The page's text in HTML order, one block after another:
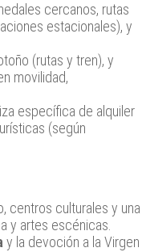
cercanos, rutas
estacionales), y
(rutas y tren), y
movilidad,
específica de alquiler
(según
centros culturales y una
y artes escénicas.
y la devoción a la Virgen